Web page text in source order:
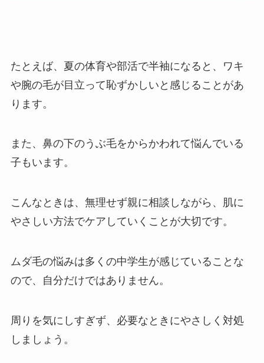
たとえば、夏の体育や部活で半袖になると、ワキ
や腕の毛が目立って恥ずかしいと感じることがあ
ります。
また、鼻の下のうぶ毛をからかわれて悩んでいる
子もいます。
こんなときは、無理せず親に相談しながら、肌に
やさしい方法でケアしていくことが大切です。
ムダ毛の悩みは多くの中学生が感じていることな
ので、自分だけではありません。
周りを気にしすぎず、必要なときにやさしく対処
しましょう。